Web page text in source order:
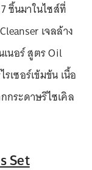
ชิ้นมาในไซส์ที่
เจลล้าง
นอร์ สูตร Oil
เซอร์เข้มข้น เนื้อ
กระดาษรีไซเคิล
Set